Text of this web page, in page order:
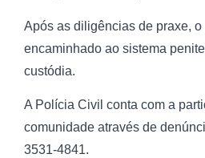
Após as diligências de praxe, o
encaminhado ao sistema
custódia.
A Polícia Civil conta com a
comunidade através de
3531-4841.